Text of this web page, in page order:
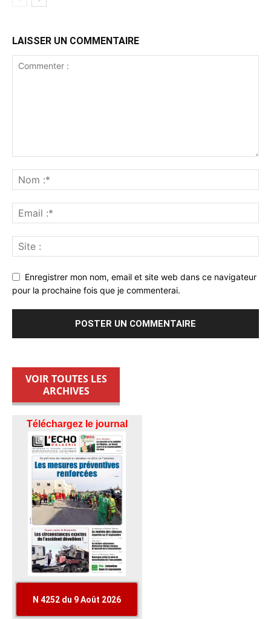
LAISSER UN COMMENTAIRE
Enregistrer mon nom, email et site web dans ce navigateur
pour la prochaine fois que je commenterai.
VOIR TOUTES LES
ARCHIVES